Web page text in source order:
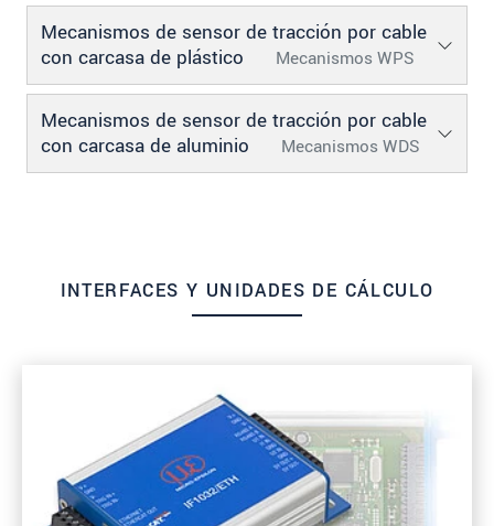
Mecanismos de sensor de tracción por cable
con carcasa de plástico
Mecanismos WPS
Mecanismos de sensor de tracción por cable
con carcasa de aluminio
Mecanismos WDS
INTERFACES Y UNIDADES DE CÁLCULO